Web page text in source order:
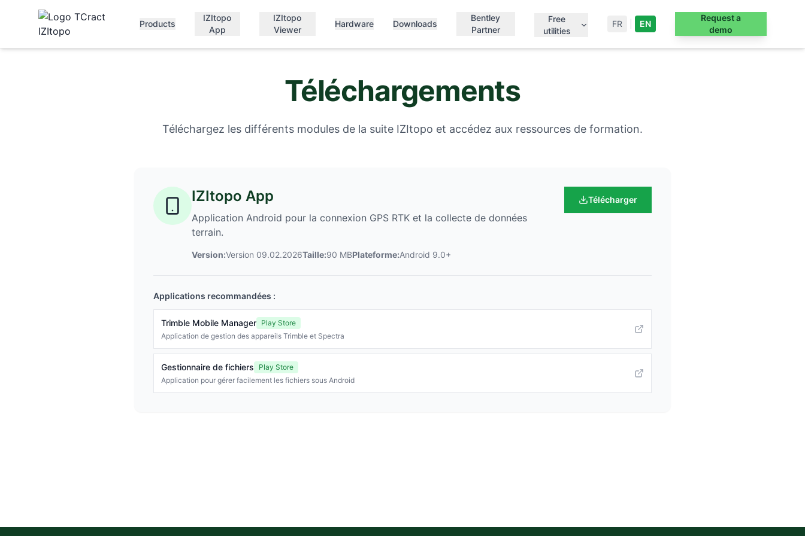
Products
IZItopo
App
IZItopo
Viewer
Hardware Downloads
Bentley
Partner
Free
utilities
FR EN
Request a
demo
Téléchargements
Téléchargez les différents modules de la suite IZItopo et accédez aux ressources de formation.
IZItopo App
Application Android pour la connexion GPS RTK et la collecte de données
terrain.
Version:Version 09.02.2026Taille:90 MBPlateforme:Android 9.0+
Télécharger
Applications recommandées :
Trimble Mobile Manager Play Store
Application de gestion des appareils Trimble et Spectra
Gestionnaire de fichiers
Play Store
Application pour gérer facilement les fichiers sous Android